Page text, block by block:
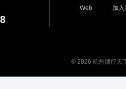
Web
加入
© 2026 杭州镖行天